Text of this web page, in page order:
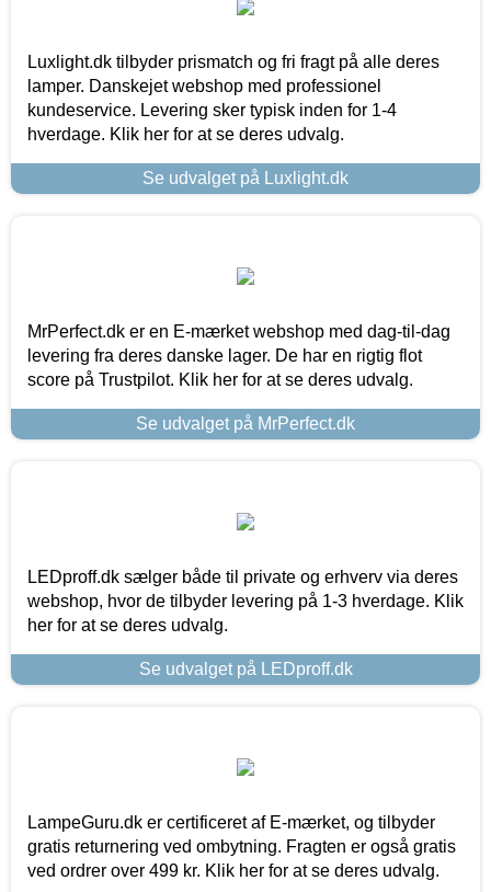
Luxlight.dk tilbyder prismatch og fri fragt på alle deres
lamper. Danskejet webshop med professionel
kundeservice. Levering sker typisk inden for 1-4
hverdage. Klik her for at se deres udvalg.
Se udvalget på Luxlight.dk
MrPerfect.dk er en E-mærket webshop med dag-til-dag
levering fra deres danske lager. De har en rigtig flot
score på Trustpilot. Klik her for at se deres udvalg.
Se udvalget på MrPerfect.dk
LEDproff.dk sælger både til private og erhverv via deres
webshop, hvor de tilbyder levering på 1-3 hverdage. Klik
her for at se deres udvalg.
Se udvalget på LEDproff.dk
LampeGuru.dk er certificeret af E-mærket, og tilbyder
gratis returnering ved ombytning. Fragten er også gratis
ved ordrer over 499 kr. Klik her for at se deres udvalg.